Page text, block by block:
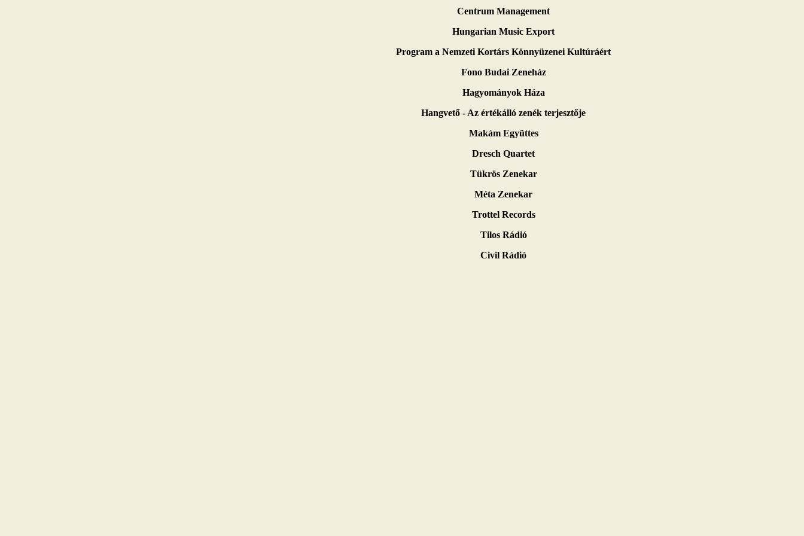
Centrum Management
Hungarian Music Export
Program a Nemzeti Kortárs Könnyüzenei Kultúráért
Fono Budai Zeneház
Hagyományok Háza
Hangvető - Az értékálló zenék terjesztője
Makám Együttes
Dresch Quartet
Tükrös Zenekar
Méta Zenekar
Trottel Records
Tilos Rádió
Civil Rádió